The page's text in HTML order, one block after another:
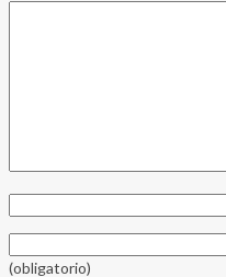
(obligatorio)